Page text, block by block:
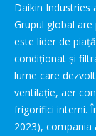
Daikin Industries
Grupul global
este lider de
condiționat și
lume care
ventilație, aer
frigorifici interni.
2023), compania